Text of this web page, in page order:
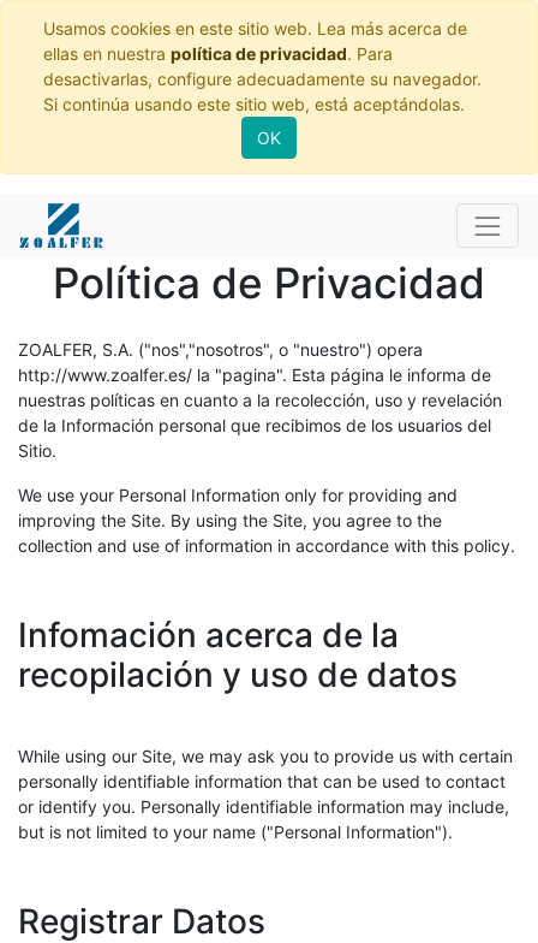
Usamos cookies en este sitio web. Lea más acerca de
ellas en nuestra política de privacidad. Para
desactivarlas, configure adecuadamente su navegador.
Si continúa usando este sitio web, está aceptándolas.
OK
Política de Privacidad
ZOALFER, S.A. ("nos","nosotros", o "nuestro") opera
http://www.zoalfer.es/ la "pagina". Esta página le informa de
nuestras políticas en cuanto a la recolección, uso y revelación
de la Información personal que recibimos de los usuarios del
Sitio.
We use your Personal Information only for providing and
improving the Site. By using the Site, you agree to the
collection and use of information in accordance with this policy.
Infomación acerca de la
recopilación y uso de datos
While using our Site, we may ask you to provide us with certain
personally identifiable information that can be used to contact
or identify you. Personally identifiable information may include,
but is not limited to your name ("Personal Information").
Registrar Datos